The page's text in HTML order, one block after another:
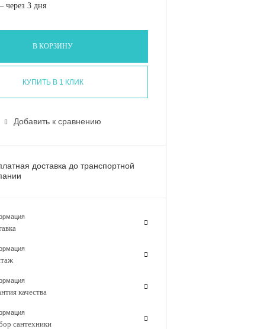
3 дня
В КОРЗИНУ
КУПИТЬ В 1 КЛИК
Добавить к сравнению
доставка до транспортной
качества
сантехники